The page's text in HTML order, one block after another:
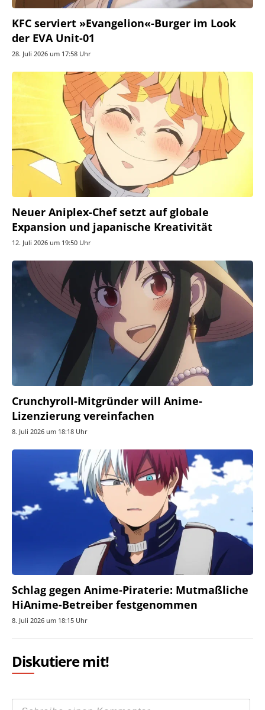
KFC serviert »Evangelion«-Burger im Look
der EVA Unit-01
28. Juli 2026 um 17:58 Uhr
Neuer Aniplex-Chef setzt auf globale
Expansion und japanische Kreativität
12. Juli 2026 um 19:50 Uhr
Crunchyroll-Mitgründer will Anime-
Lizenzierung vereinfachen
8. Juli 2026 um 18:18 Uhr
Schlag gegen Anime-Piraterie: Mutmaßliche
HiAnime-Betreiber festgenommen
8. Juli 2026 um 18:15 Uhr
Diskutiere mit!